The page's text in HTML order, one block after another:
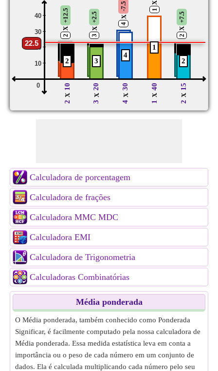
22.5
40
30
20
10
0
+12.5
X
2
2
+2.5
X
3
3
-7.5
X
4
4
X
1
1
+7.5
X
2
2
10
X
2
20
X
3
30
X
4
40
X
1
15
X
2
Calculadora de porcentagem
Calculadora de frações
Calculadora MMC MDC
Calculadora EMI
Calculadora de Trigonometria
Calculadoras Combinatórias
Média ponderada
O Média ponderada, também conhecido como Ponderada
Significar, é facilmente computado pela nossa calculadora de
Média ponderada. Essa medida estatística leva em conta a
importância ou o peso de cada número em um conjunto de
dados. Ela é calculada multiplicando cada número pelo seu